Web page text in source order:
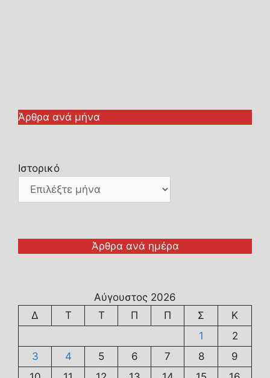
Άρθρα ανά μήνα
Ιστορικό
Άρθρα ανά ημέρα
Αύγουστος 2026
Δ
Τ Τ Π Π Σ
Κ
1
2
3
4 5 6 7 8
9